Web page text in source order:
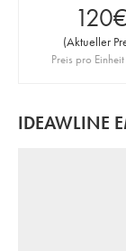
120€
(Aktueller
Preis pro Einheit
IDEAWLINE